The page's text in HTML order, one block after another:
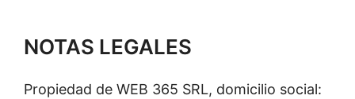
NOTAS LEGALES
Propiedad de WEB 365 SRL, domicilio social: